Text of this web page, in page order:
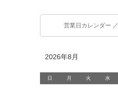
営業日カレンダー ／
2026年8月
日 月 火 水